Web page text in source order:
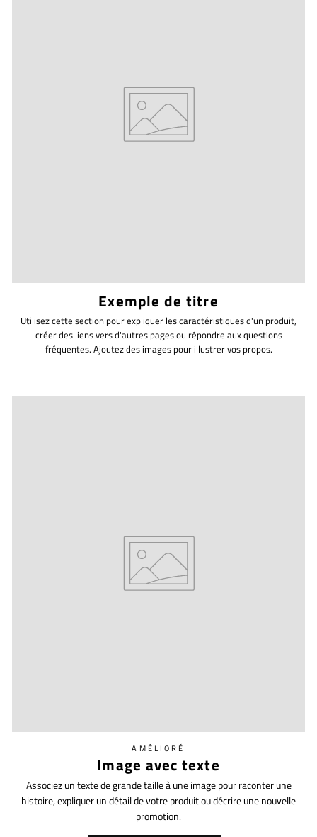
Exemple de titre
Utilisez cette section pour expliquer les caractéristiques d'un produit,
créer des liens vers d'autres pages ou répondre aux questions
fréquentes. Ajoutez des images pour illustrer vos propos.
AMÉLIORÉ
Image avec texte
Associez un texte de grande taille à une image pour raconter une
histoire, expliquer un détail de votre produit ou décrire une nouvelle
promotion.